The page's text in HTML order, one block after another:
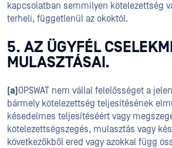
kapcsolatban semmilyen kötelezettség
terheli, függetlenül az okoktól.
5. AZ ÜGYFÉL
MULASZTÁSAI.
(a)OPSWAT nem vállal felelősséget a
bármely kötelezettség teljesítésének
késedelmes teljesítéséért vagy
kötelezettségszegés, mulasztás vagy
következőkből ered vagy azokkal függ